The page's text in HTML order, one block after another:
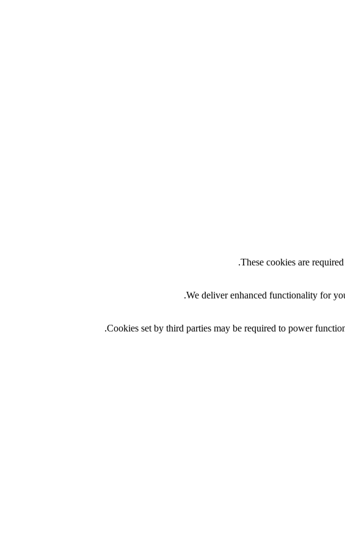
These cookies are
We deliver enhanced functionality for
Cookies set by third parties may be required to power